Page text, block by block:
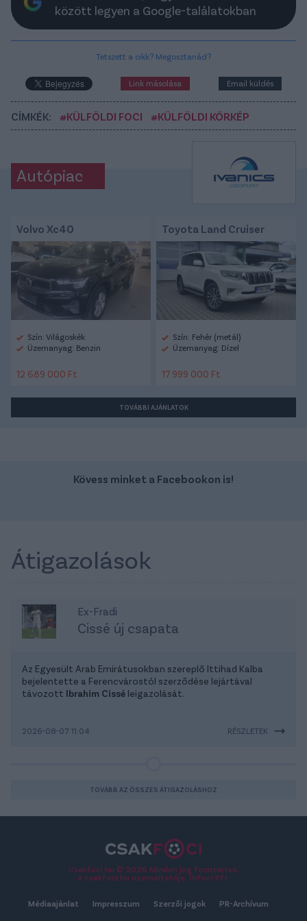
között legyen a Google-találatokban
Tetszett a cikk? Megosztanád?
Link másolása Email küldés
CÍMKÉK: #KÜLFÖLDI FOCI #KÜLFÖLDI KÖRKÉP
Autópiac
Volvo Xc40
Szín: Világoskék
Üzemanyag: Benzin
12 689 000 Ft
Toyota Land Cruiser
Szín: Fehér (metál)
Üzemanyag: Dízel
17 999 000 Ft
TOVÁBBI AJÁNLATOK
Kövess minket a Facebookon is!
Átigazolások
Ex-Fradi
Cissé új csapata
Az Egyesült Arab Emirátusokban szereplő Ittihad Kalba
bejelentette a Ferencvárostól szerződése lejártával
távozott Ibrahim Cissé leigazolását.
2026-08-07 11:04 RÉSZLETEK
TOVÁBB AZ ÖSSZES ÁTIGAZOLÁSHOZ
Csakfoci.hu © 2026 Minden jog fenntartva.
A csakfoci.hu üzemeltetője: DrFoci Kft.
Médiaajánlat Impresszum Szerzői jogok PR-Archívum